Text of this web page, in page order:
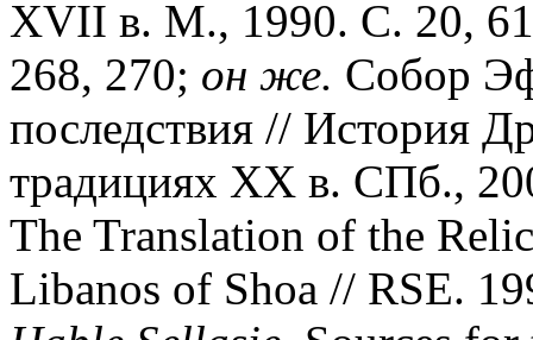
XVII в. М., 1990. С. 20,
268, 270; он же. Собор
последствия // История
традициях ХХ в. СПб.,
The Translation of the
Libanos of Shoa // RSE.